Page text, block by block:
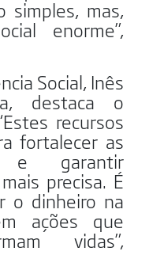
simples, mas,
enorme”,
Social, Inês
destaca o
recursos
fortalecer as
e garantir
precisa. É
o dinheiro na
ações que
vidas”,